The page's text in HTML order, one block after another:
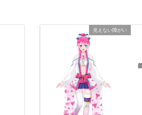
見えない障がい